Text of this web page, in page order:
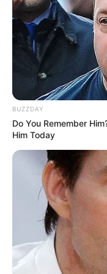
-ad7
"Estava empolgado e
abraçando ele."
A
BUZZDAY
Do You Remember
Him Today